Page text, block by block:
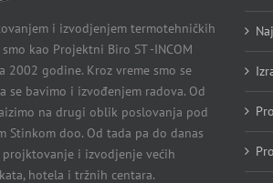
i izvodjenjem termotehničkih
kao Projektni Biro ST -INCOM
2002 godine. Kroz vreme smo se
se bavimo i izvođenjem radova. Od
na drugi oblik poslovanja pod
Stinkom doo. Od tada pa do danas
i izvodjenje većih
hotela i tržnih centara.